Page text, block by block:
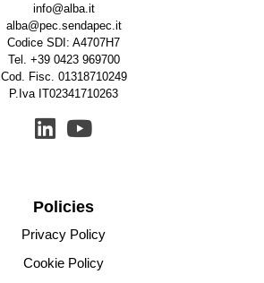
info@alba.it
alba@pec.sendapec.it
Codice SDI: A4707H7
Tel. +39 0423 969700
Cod. Fisc. 01318710249
P.Iva IT02341710263
Policies
Privacy Policy
Cookie Policy